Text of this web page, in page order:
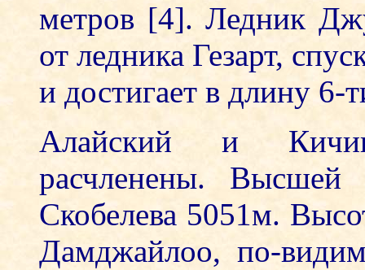
метров [4]. Ледник
от ледника Гезарт,
и достигает в длину 6-
Алайский и
расчленены. Высшей
Скобелева 5051м.
Дамджайлоо, по-